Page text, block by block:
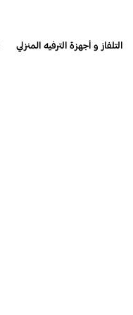
التلفاز و أجهزة الترفيه المنزلي